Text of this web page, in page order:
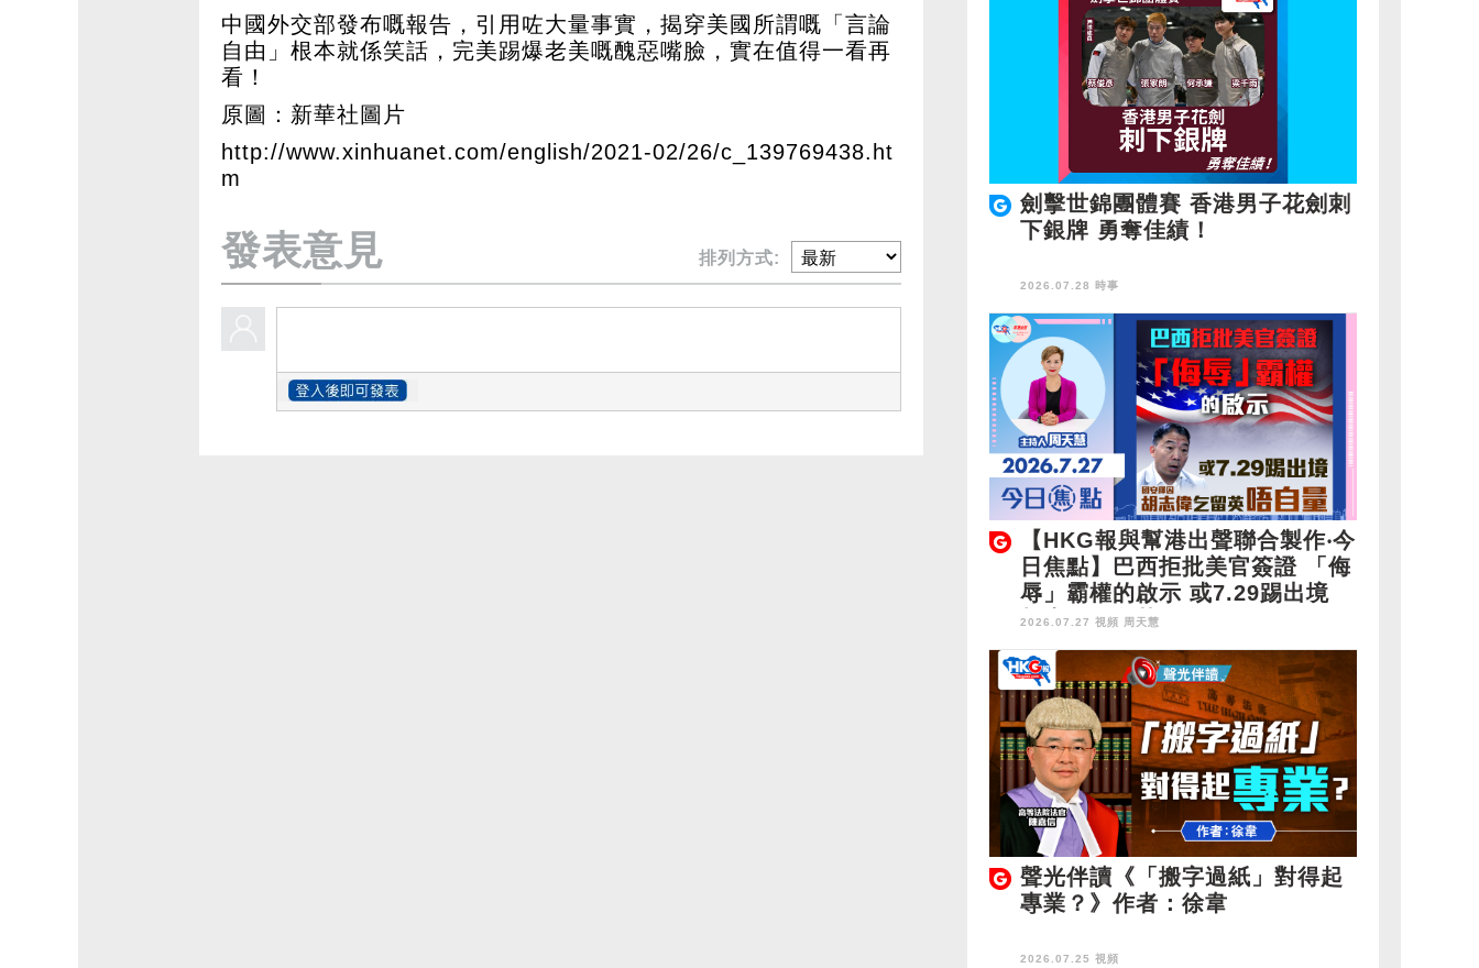
中國外交部發布嘅報告，引用咗大量事實，揭穿美國所謂嘅「言論
自由」根本就係笑話，完美踢爆老美嘅醜惡嘴臉，實在值得一看再
看！
原圖：新華社圖片
http://www.xinhuanet.com/english/2021-02/26/c_139769438.ht
m
發表意見 排列方式:
劍擊世錦團體賽 香港男子花劍刺
下銀牌 勇奪佳績！
2026.07.28 時事
【HKG報與幫港出聲聯合製作‧今
日焦點】巴西拒批美官簽證 「侮
辱」霸權的啟示 或7.29踢出境
胡志偉乞留英唔自量
2026.07.27 視頻 周天慧
聲光伴讀《「搬字過紙」對得起
專業？》作者：徐韋
2026.07.25 視頻